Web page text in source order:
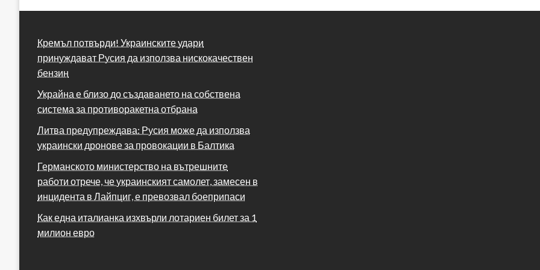
Кремъл потвърди! Украинските удари
принуждават Русия да използва нискокачествен
бензин
Украйна е близо до създаването на собствена
система за противоракетна отбрана
Литва предупреждава: Русия може да използва
украински дронове за провокации в Балтика
Германското министерство на вътрешните
работи отрече, че украинският самолет, замесен в
инцидента в Лайпциг, е превозвал боеприпаси
Как една италианка изхвърли лотариен билет за 1
милион евро